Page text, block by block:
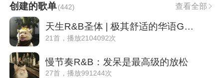
创建的歌单(442) 查看全部
天生R&B圣体 | 极其舒适的华语Groove
21首，播放2104092次
慢节奏R&B：发呆是最高级的放松
27首，播放991244次